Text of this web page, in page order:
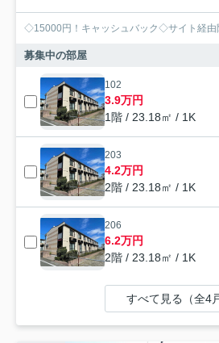
◇15000円！キャッシュバック◇サイト経由
募集中の部屋
102
3.9万円
1階 / 23.18㎡ / 1K
203
4.2万円
2階 / 23.18㎡ / 1K
206
6.2万円
2階 / 23.18㎡ / 1K
すべて見る（全4